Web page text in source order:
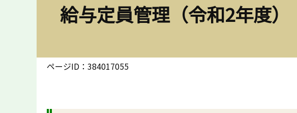
給与定員管理（令和2年度）
ページID：384017055